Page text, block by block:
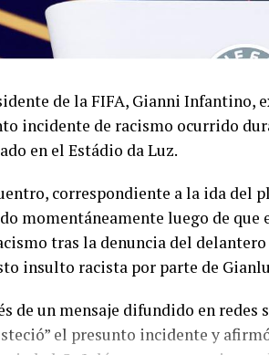
de la FIFA, Gianni Infantino,
incidente de racismo ocurrido
en el Estádio da Luz.
correspondiente a la ida del
momentáneamente luego de
tras la denuncia del
insulto racista por parte de
de un mensaje difundido en
el presunto incidente y